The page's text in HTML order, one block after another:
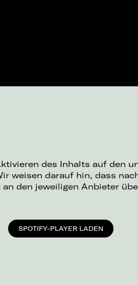
des Inhalts auf den
weisen darauf hin, dass
an den jeweiligen Anbieter
SPOTIFY-PLAYER LADEN